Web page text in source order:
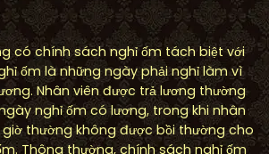
có chính sách nghỉ ốm tách biệt với
ốm là những ngày phải nghỉ làm vì
Nhân viên được trả lương thường
nghỉ ốm có lương, trong khi nhân
thường không được bồi thường cho
Thông thường, chính sách nghỉ ốm